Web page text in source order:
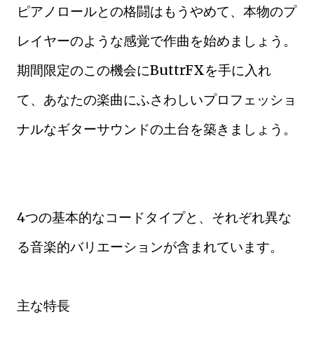
ピアノロールとの格闘はもうやめて、本物のプ
レイヤーのような感覚で作曲を始めましょう。
期間限定のこの機会にButtrFXを手に入れ
て、あなたの楽曲にふさわしいプロフェッショ
ナルなギターサウンドの土台を築きましょう。
4つの基本的なコードタイプと、それぞれ異な
る音楽的バリエーションが含まれています。
主な特長